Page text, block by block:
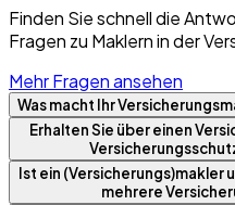
Finden Sie schnell die
Fragen zu Maklern in der
Mehr Fragen ansehen
Was macht Ihr
Erhalten Sie über einen
Ist ein (Versicherungs)makler
mehrere